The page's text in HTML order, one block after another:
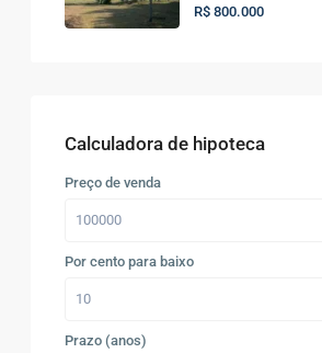
R$ 800.000
Calculadora de hipoteca
Preço de venda
Por cento para baixo
Prazo (anos)